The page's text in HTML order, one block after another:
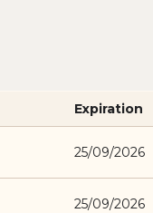
Expiration
25/09/2026
25/09/2026